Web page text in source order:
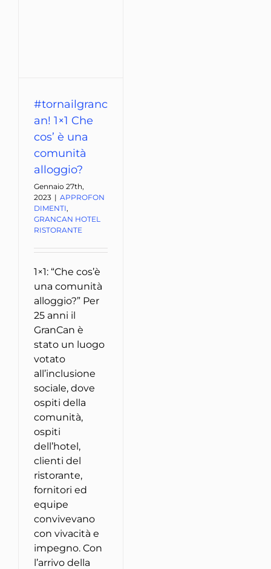
#tornailgranc
an! 1×1 Che
cos’ è una
comunità
alloggio?
Gennaio 27th,
2023 | APPROFON
DIMENTI,
GRANCAN HOTEL
RISTORANTE
1×1: “Che cos’è
una comunità
alloggio?” Per
25 anni il
GranCan è
stato un luogo
votato
all’inclusione
sociale, dove
ospiti della
comunità,
ospiti
dell’hotel,
clienti del
ristorante,
fornitori ed
equipe
convivevano
con vivacità e
impegno. Con
l’arrivo della